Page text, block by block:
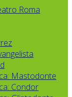
Roma
Mastodonte
Condor